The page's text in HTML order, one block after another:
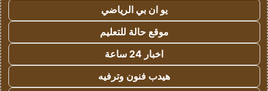
يو ان بي الرياضي
موقع حالة للتعليم
اخبار 24 ساعة
هيدب فنون وترفيه